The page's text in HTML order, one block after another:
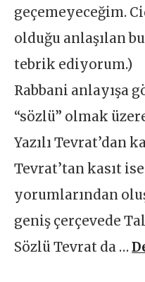
geçemeyeceğim.
olduğu anlaşılan
tebrik ediyorum.)
Rabbani anlayışa
“sözlü” olmak
Yazılı Tevrat’dan
Tevrat’tan kasıt
yorumlarından
geniş çerçevede
Sözlü Tevrat da …